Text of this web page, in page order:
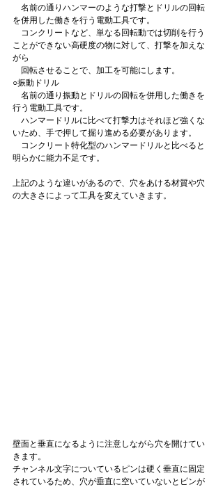
名前の通りハンマーのような打撃とドリルの回転
を併用した働きを行う電動工具です。
コンクリートなど、単なる回転動では切削を行う
ことができない高硬度の物に対して、打撃を加えな
がら
回転させることで、加工を可能にします。
○振動ドリル
名前の通り振動とドリルの回転を併用した働きを
行う電動工具です。
ハンマードリルに比べて打撃力はそれほど強くな
いため、手で押して掘り進める必要があります。
コンクリート特化型のハンマードリルと比べると
明らかに能力不足です。
上記のような違いがあるので、穴をあける材質や穴
の大きさによって工具を変えていきます。
壁面と垂直になるように注意しながら穴を開けてい
きます。
チャンネル文字についているピンは硬く垂直に固定
されているため、穴が垂直に空いていないとピンが